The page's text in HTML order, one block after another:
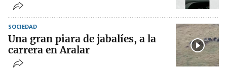
SOCIEDAD
Una gran piara de jabalíes, a la
carrera en Aralar